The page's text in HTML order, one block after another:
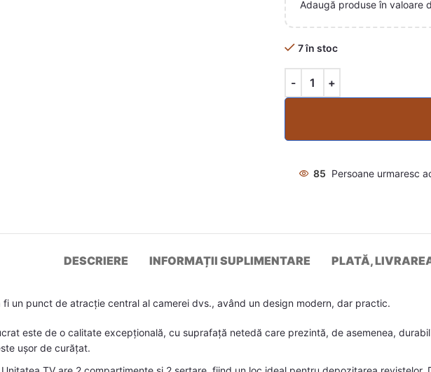
Adaugă produse în valoare
7 în stoc
85 Persoane urmaresc
DESCRIERE INFORMAȚII SUPLIMENTARE PLATĂ,
un punct de atracție central al camerei dvs., având un design modern, dar practic.
este de o calitate excepțională, cu suprafață netedă care prezintă, de asemenea,
ușor de curățat.